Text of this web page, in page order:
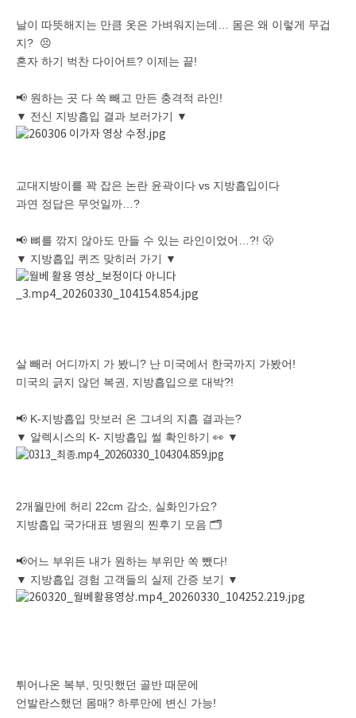
날이 따뜻해지는 만큼 옷은 가벼워지는데… 몸은 왜 이렇게 무겁
지? 😣
혼자 하기 벅찬 다이어트? 이제는 끝!
📢 원하는 곳 다 쏙 빼고 만든 충격적 라인!
▼ 전신 지방흡입 결과 보러가기 ▼
교대지방이를 꽉 잡은 논란 윤곽이다 vs 지방흡입이다
과연 정답은 무엇일까…?
📢 뼈를 깎지 않아도 만들 수 있는 라인이었어…?! 🫢
▼ 지방흡입 퀴즈 맞히러 가기 ▼
살 빼러 어디까지 가 봤니? 난 미국에서 한국까지 가봤어!
미국의 긁지 않던 복권, 지방흡입으로 대박?!
📢 K-지방흡입 맛보러 온 그녀의 지흡 결과는?
▼ 알렉시스의 K- 지방흡입 썰 확인하기 👀 ▼
2개월만에 허리 22cm 감소, 실화인가요?
지방흡입 국가대표 병원의 찐후기 모음 🗂️
📢어느 부위든 내가 원하는 부위만 쏙 뺐다!
▼ 지방흡입 경험 고객들의 실제 간증 보기 ▼
튀어나온 복부, 밋밋했던 골반 때문에
언발란스했던 몸매? 하루만에 변신 가능!